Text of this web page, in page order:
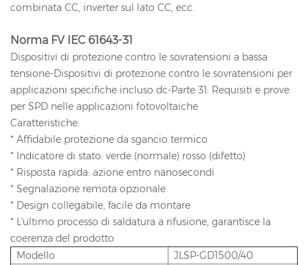
combinata CC, inverter sul lato CC, ecc.
Norma FV IEC 61643-31
Dispositivi di protezione contro le sovratensioni a bassa
tensione-Dispositivi di protezione contro le sovratensioni per
applicazioni specifiche incluso dc-Parte 31: Requisiti e prove
per SPD nelle applicazioni fotovoltaiche
Caratteristiche:
* Affidabile protezione da sgancio termico
* Indicatore di stato: verde (normale) rosso (difetto)
* Risposta rapida: azione entro nanosecondi
* Segnalazione remota opzionale
* Design collegabile, facile da montare
* L'ultimo processo di saldatura a rifusione, garantisce la
coerenza del prodotto
Modello
JLSP-GD1500/40